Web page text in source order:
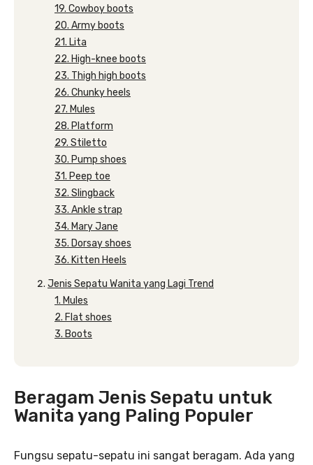
19. Cowboy boots
20. Army boots
21. Lita
22. High-knee boots
23. Thigh high boots
26. Chunky heels
27. Mules
28. Platform
29. Stiletto
30. Pump shoes
31. Peep toe
32. Slingback
33. Ankle strap
34. Mary Jane
35. Dorsay shoes
36. Kitten Heels
Jenis Sepatu Wanita yang Lagi Trend
1. Mules
2. Flat shoes
3. Boots
Beragam Jenis Sepatu untuk
Wanita yang Paling Populer
Fungsu sepatu-sepatu ini sangat beragam. Ada yang